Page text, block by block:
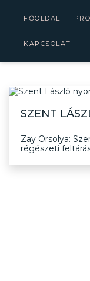
FŐOLDAL
KAPCSOLAT
SZENT
Zay Orsolya:
régészeti